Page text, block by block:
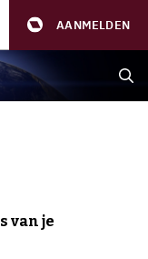
AANMELDEN
van je